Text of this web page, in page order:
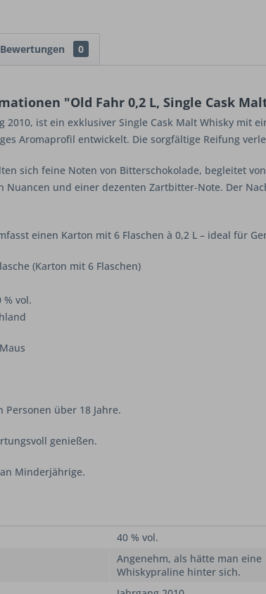
Bewertungen 0
"Old Fahr 0,2 L, Single Cask
2010, ist ein exklusiver Single Cask Malt Whisky mit
Aromaprofil entwickelt. Die sorgfältige Reifung
sich feine Noten von Bitterschokolade, begleitet
Nuancen und einer dezenten Zartbitter-Note. Der
einen Karton mit 6 Flaschen à 0,2 L – ideal für
(Karton mit 6 Flaschen)
% vol.
Personen über 18 Jahre.
genießen.
Minderjährige.
40 % vol.
Angenehm, als hätte man eine
Whiskypraline hinter sich.